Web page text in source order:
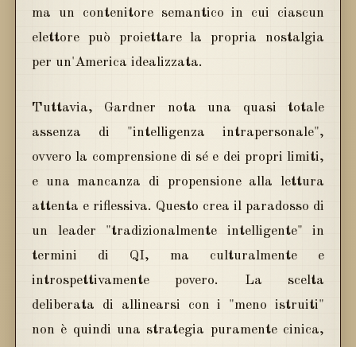
ma un contenitore semantico in cui ciascun
elettore può proiettare la propria nostalgia
per un'America idealizzata.
Tuttavia, Gardner nota una quasi totale
assenza di "intelligenza intrapersonale",
ovvero la comprensione di sé e dei propri limiti,
e una mancanza di propensione alla lettura
attenta e riflessiva. Questo crea il paradosso di
un leader "tradizionalmente intelligente" in
termini di QI, ma culturalmente e
introspettivamente povero. La scelta
deliberata di allinearsi con i "meno istruiti"
non è quindi una strategia puramente cinica,